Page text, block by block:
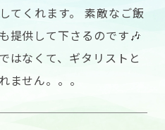
てくれます。 素敵なご飯
提供して下さるのです🎶
はなくて、ギタリストと
ません。。。